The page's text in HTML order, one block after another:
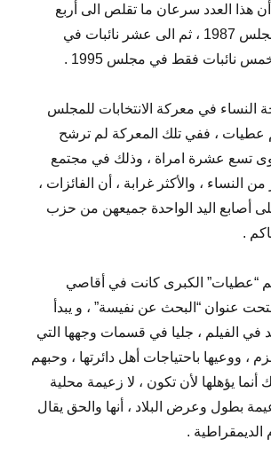
أن هذا العدد سرعان ما تقلص الى أربع
عشرة نائبة في مجلس 1987 ، ثم الى عشر نائبات في
النساء في معركة الانتخابات للمجلس
عطيات ، ففي تلك المعركة لم ترشح
تسع عشرة امراة ، وذلك في مجتمع
النساء ، والأكثر غرابة ، أن الفائزات ،
أصابع اليد الواحدة جميعهن من حزب
.
“عطيات” الكبرى كانت في أقاصي
عنوان “البحث عن نفيسة” ، و يبدأ
في الفيلم ، جليا في قسمات وجهها التي
، ووعيها باحتياجات أهل دائرتها ، وحبهم
أنما يؤهلها لأن تكون ، لا زعيمة محلية
بطول وعرض البلاد ، أنها والحق يقال
الديمقراطية .